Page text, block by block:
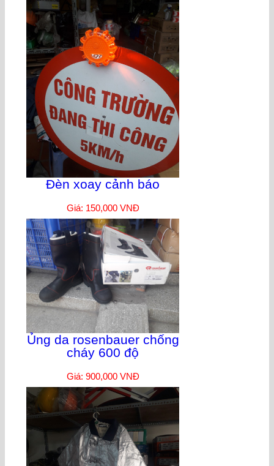
Đèn xoay cảnh báo
Giá: 150,000 VNĐ
Ủng da rosenbauer chống
cháy 600 độ
Giá: 900,000 VNĐ